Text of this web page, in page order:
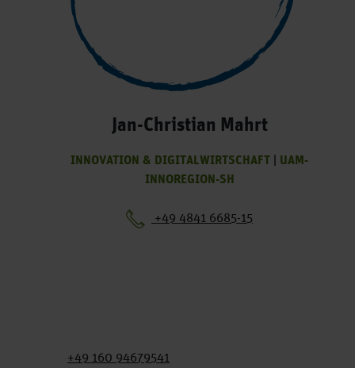
Jan-Christian Mahrt
INNOVATION & DIGITALWIRTSCHAFT
UAM-
INNOREGION-SH
+49 4841 6685-15
+49 160 94679541